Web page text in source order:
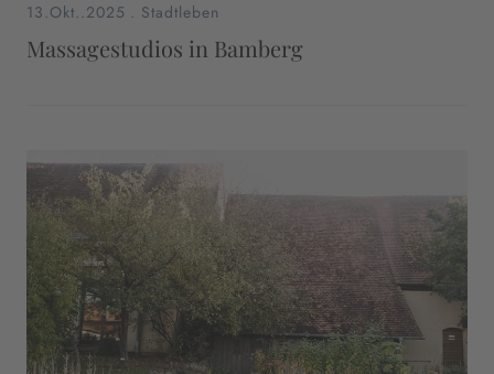
13.Okt..2025 . Stadtleben
Massagestudios in Bamberg